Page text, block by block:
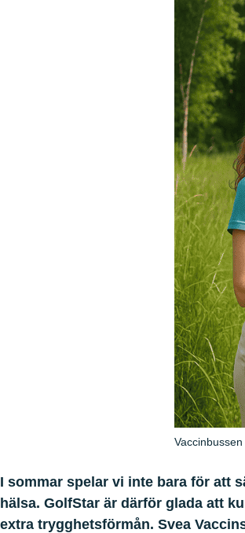
I sommar spelar vi inte bara för att
hälsa. GolfStar är därför glada att
extra trygghetsförmån. Svea